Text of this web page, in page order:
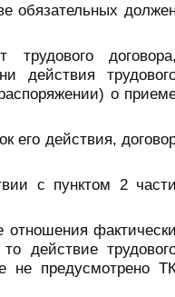
обязательных
договора,
действия
о
его действия,
с пунктом 2 части
отношения фактически
действие
не предусмотрено